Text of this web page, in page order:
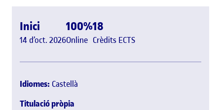
Inici
14 d’oct. 2026
100%
Online
18
Crèdits ECTS
Idiomes: Castellà
Titulació pròpia